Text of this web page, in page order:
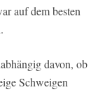
auf dem besten
davon, ob
Schweigen